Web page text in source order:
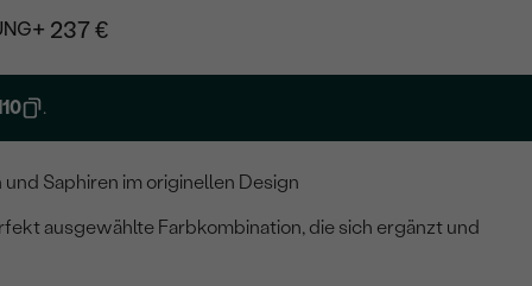
+ 237 €
.
Saphiren im originellen Design
ausgewählte Farbkombination, die sich ergänzt und